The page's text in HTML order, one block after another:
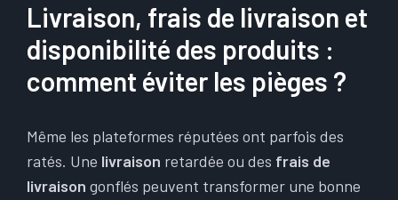
Livraison, frais de livraison et
disponibilité des produits :
comment éviter les pièges ?
Même les plateformes réputées ont parfois des
ratés. Une livraison retardée ou des frais de
livraison gonflés peuvent transformer une bonne